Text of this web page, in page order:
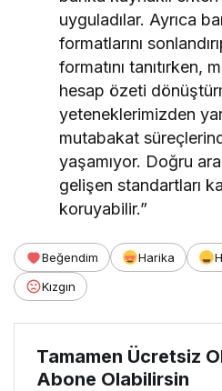
uyguladılar. Ayrıca
formatlarını
formatını tanıtırken,
hesap özeti
yeteneklerimizden
mutabakat
yaşamıyor. Doğru
gelişen standartları
koruyabilir.”
Beğendim Harika
Kızgın
Tamamen Ücretsiz
Abone Olabilirsin